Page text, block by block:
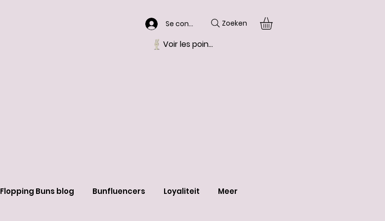
Se connecter Zoeken
Voir les points
Flopping Buns blog Bunfluencers Loyaliteit Meer